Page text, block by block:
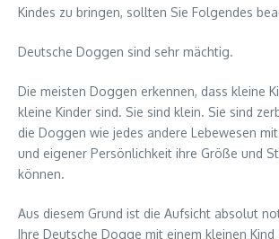
Kindes zu bringen, sollten Sie Folgendes
Deutsche Doggen sind sehr mächtig.
Die meisten Doggen erkennen, dass kleine
kleine Kinder sind. Sie sind klein. Sie sind
die Doggen wie jedes andere Lebewesen
und eigener Persönlichkeit ihre Größe und
können.
Aus diesem Grund ist die Aufsicht absolut
Ihre Deutsche Dogge mit einem kleinen Kind